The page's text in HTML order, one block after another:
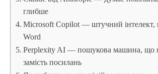
глибше
Microsoft Copilot — штучний інтелект,
Word
Perplexity AI — пошукова машина, що
замість посилань